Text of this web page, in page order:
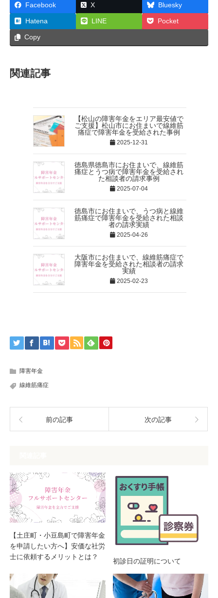
Facebook X Bluesky
Hatena LINE Pocket
Copy
関連記事
【松山の障害年金をエリア最安値で
ご支援】松山市にお住まいで線維筋
痛症で障害年金を受給された事例
2025-12-31
徳島県徳島市にお住まいで、線維筋
痛症とうつ病で障害年金を受給され
た相談者の請求事例
2025-07-04
徳島市にお住まいで、うつ病と線維
筋痛症で障害年金を受給された相談
者の請求実績
2025-04-26
大阪市にお住まいで、線維筋痛症で
障害年金を受給された相談者の請求
実績
2025-02-23
障害年金
線維筋痛症
前の記事 次の記事
【土庄町・小豆島町で障害年金
を申請したい方へ】安価な社労
士に依頼するメリットとは？
初診日の証明について